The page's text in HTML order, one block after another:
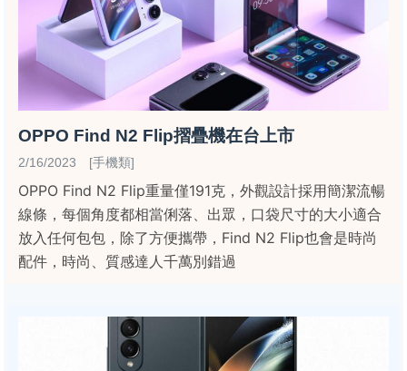
OPPO Find N2 Flip摺疊機在台上市
2/16/2023 [手機類]
OPPO Find N2 Flip重量僅191克，外觀設計採用簡潔流暢
線條，每個角度都相當俐落、出眾，口袋尺寸的大小適合
放入任何包包，除了方便攜帶，Find N2 Flip也會是時尚
配件，時尚、質感達人千萬別錯過